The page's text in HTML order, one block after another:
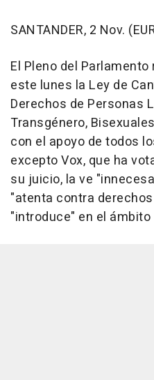
SANTANDER, 2 Nov.
El Pleno del
este lunes la Ley de
Derechos de Personas
Transgénero,
con el apoyo de todos
excepto Vox, que ha
su juicio, la ve
"atenta contra
"introduce" en el